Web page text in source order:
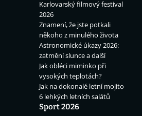
Karlovarský filmový festival
2026
Znamení, že jste potkali
někoho z minulého života
Astronomické úkazy 2026:
zatmění slunce a další
Jak obléci miminko při
vysokých teplotách?
Jak na dokonalé letní mojito
6 lehkých letních salátů
Sport 2026